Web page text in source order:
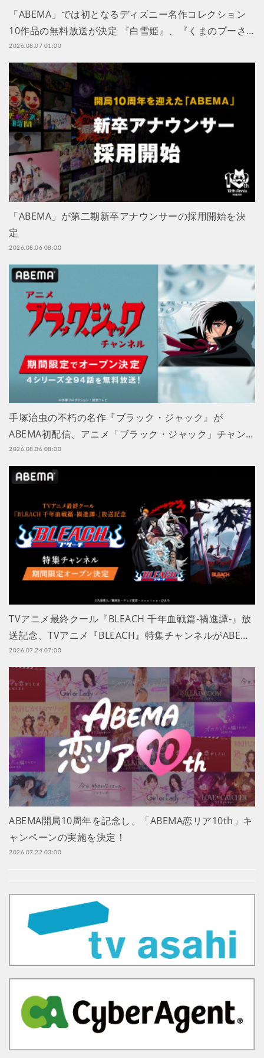
「ABEMA」では初となるディズニー名作コレクション
10作品の無料放送が決定 『白雪姫』、『くまのプーさ…
2026.08.07 01:00
「ABEMA」が第二期新卒アナウンサーの採用開始を決
定
2026.08.06 08:00
手塚治虫の不朽の名作『ブラック・ジャック』が
ABEMA初配信、アニメ「ブラック・ジャック」チャン…
2026.08.06 08:00
TVアニメ最終クール『BLEACH 千年血戦篇-禍進譚-』放
送記念、TVアニメ『BLEACH』特集チャンネルがABE…
2026.07.24 07:00
ABEMA開局10周年を記念し、「ABEMA恋リア10th」キ
ャンペーンの実施を決定！
2026.07.22 03:00